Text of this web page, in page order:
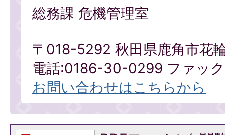
総務課 危機管理室
〒018-5292 秋田県鹿角市花
電話:0186-30-0299 ファッ
お問い合わせはこちらから